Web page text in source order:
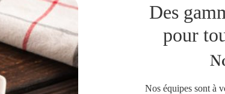
Des
pour
Nos équipes sont à